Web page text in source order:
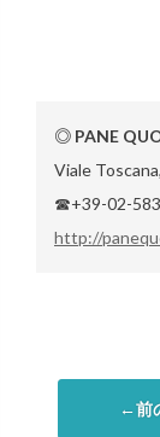
◎ PANE
Viale
☎+39-02-
http://
←前